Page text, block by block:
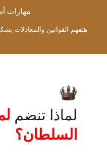
مهارات
هتفهم القوانين والمعادلات
لماذا تنضم
السلطان؟